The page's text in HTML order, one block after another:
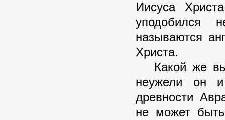
Иисуса
уподобился
называются
Христа.
Какой же
неужели он
древности
не может